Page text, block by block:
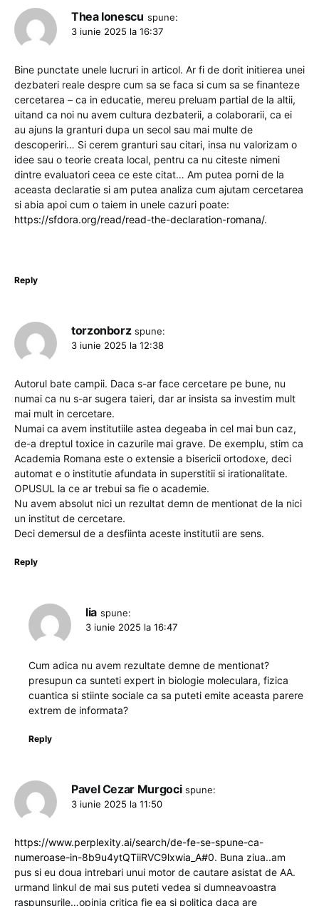
Thea Ionescu spune:
3 iunie 2025 la 16:37
Bine punctate unele lucruri in articol. Ar fi de dorit initierea unei
dezbateri reale despre cum sa se faca si cum sa se finanteze
cercetarea – ca in educatie, mereu preluam partial de la altii,
uitand ca noi nu avem cultura dezbaterii, a colaborarii, ca ei
au ajuns la granturi dupa un secol sau mai multe de
descoperiri… Si cerem granturi sau citari, insa nu valorizam o
idee sau o teorie creata local, pentru ca nu citeste nimeni
dintre evaluatori ceea ce este citat… Am putea porni de la
aceasta declaratie si am putea analiza cum ajutam cercetarea
si abia apoi cum o taiem in unele cazuri poate:
https://sfdora.org/read/read-the-declaration-romana/.
Reply
torzonborz spune:
3 iunie 2025 la 12:38
Autorul bate campii. Daca s-ar face cercetare pe bune, nu
numai ca nu s-ar sugera taieri, dar ar insista sa investim mult
mai mult in cercetare.
Numai ca avem institutiile astea degeaba in cel mai bun caz,
de-a dreptul toxice in cazurile mai grave. De exemplu, stim ca
Academia Romana este o extensie a bisericii ortodoxe, deci
automat e o institutie afundata in superstitii si irationalitate.
OPUSUL la ce ar trebui sa fie o academie.
Nu avem absolut nici un rezultat demn de mentionat de la nici
un institut de cercetare.
Deci demersul de a desfiinta aceste institutii are sens.
Reply
lia spune:
3 iunie 2025 la 16:47
Cum adica nu avem rezultate demne de mentionat?
presupun ca sunteti expert in biologie moleculara, fizica
cuantica si stiinte sociale ca sa puteti emite aceasta parere
extrem de informata?
Reply
Pavel Cezar Murgoci spune:
3 iunie 2025 la 11:50
https://www.perplexity.ai/search/de-fe-se-spune-ca-
numeroase-in-8b9u4ytQTiiRVC9lxwia_A#0. Buna ziua..am
pus si eu doua intrebari unui motor de cautare asistat de AA.
urmand linkul de mai sus puteti vedea si dumneavoastra
raspunsurile…opinia critica fie ea si politica daca are